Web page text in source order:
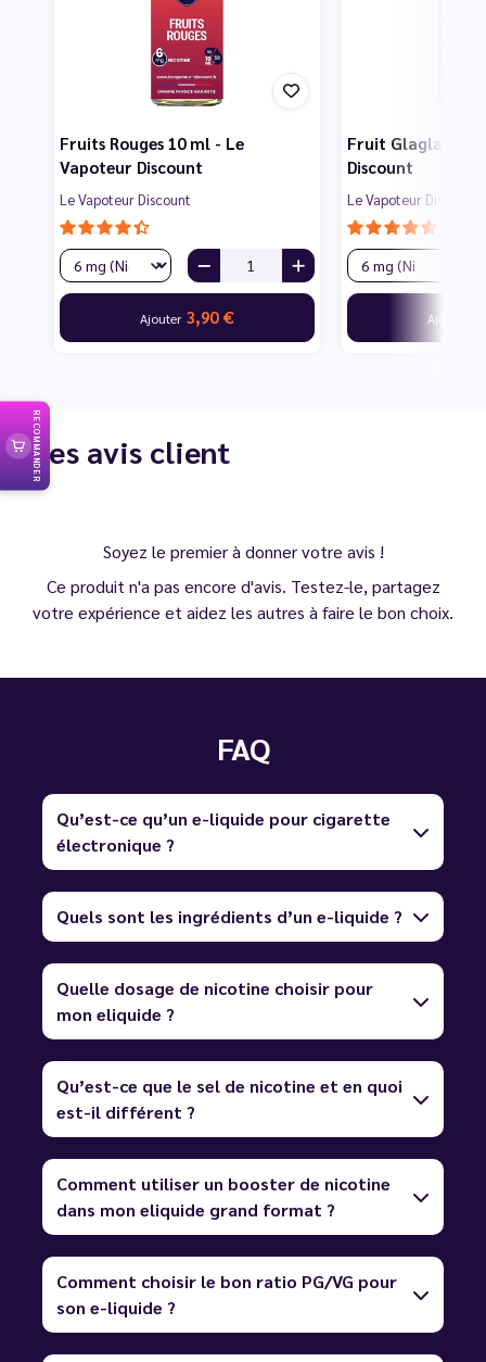
Fruits Rouges 10 ml - Le
Vapoteur Discount
Le Vapoteur Discount
Ajouter 3,90 €
Fruit Glagla 10
Discount
Le Vapoteur Discount
Ajouter
Les avis client
Soyez le premier à donner votre avis !
Ce produit n'a pas encore d'avis. Testez-le, partagez
votre expérience et aidez les autres à faire le bon choix.
FAQ
Qu’est-ce qu’un e-liquide pour cigarette
électronique ?
Quels sont les ingrédients d’un e-liquide ?
Quelle dosage de nicotine choisir pour
mon eliquide ?
Qu’est-ce que le sel de nicotine et en quoi
est-il différent ?
Comment utiliser un booster de nicotine
dans mon eliquide grand format ?
Comment choisir le bon ratio PG/VG pour
son e-liquide ?
RECOMMANDER